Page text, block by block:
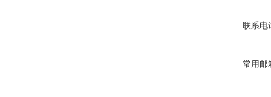
联系电
常用邮